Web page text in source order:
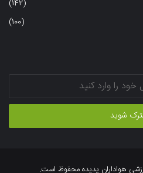
(142)
(100)
هواداران پدیده محفوظ است.